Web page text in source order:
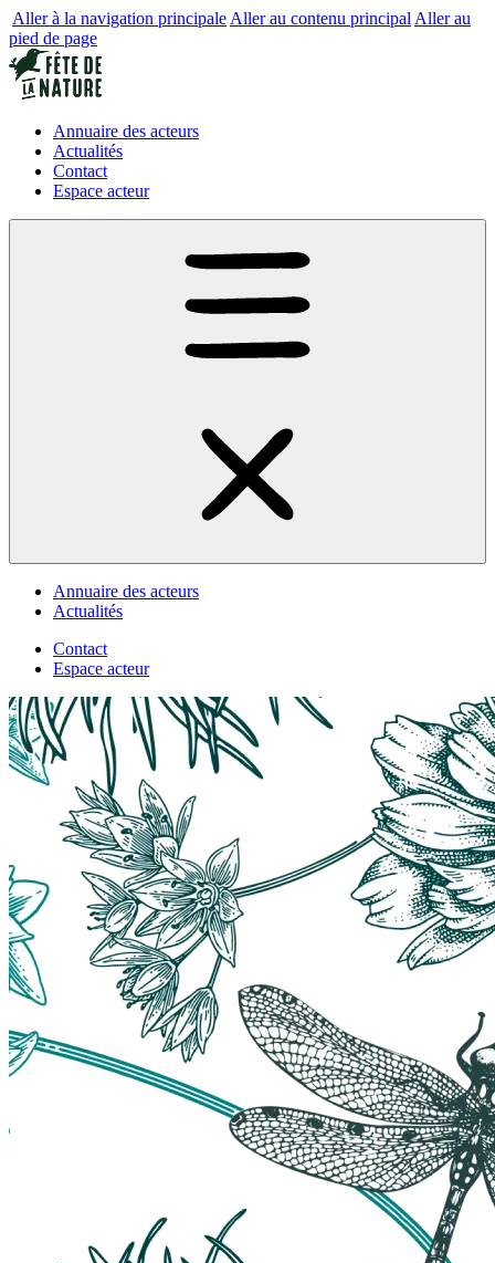
Aller à la navigation principale Aller au contenu principal Aller au
pied de page
Annuaire des acteurs
Actualités
Contact
Espace acteur
Annuaire des acteurs
Actualités
Contact
Espace acteur